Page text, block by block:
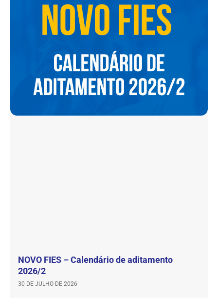
NOVO FIES – Calendário de aditamento
2026/2
30 DE JULHO DE 2026